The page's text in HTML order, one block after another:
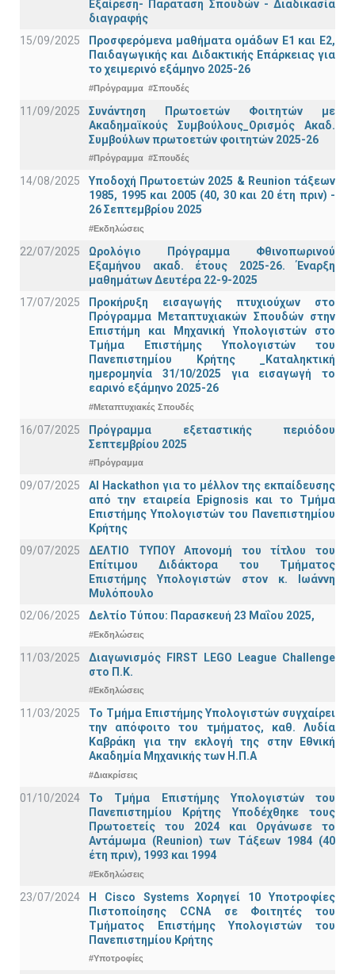
Εξαίρεση- Παράταση Σπουδών - Διαδικασία
διαγραφής
15/09/2025
Προσφερόμενα μαθήματα ομάδων Ε1 και Ε2,
Παιδαγωγικής και Διδακτικής Επάρκειας για
το χειμερινό εξάμηνο 2025-26
#Πρόγραμμα #Σπουδές
11/09/2025
Συνάντηση Πρωτοετών Φοιτητών με
Ακαδημαϊκούς Συμβούλους_Ορισμός Ακαδ.
Συμβούλων πρωτοετών φοιτητών 2025-26
#Πρόγραμμα #Σπουδές
14/08/2025
Υποδοχή Πρωτοετών 2025 & Reunion τάξεων
1985, 1995 και 2005 (40, 30 και 20 έτη πριν) -
26 Σεπτεμβρίου 2025
#Εκδηλώσεις
22/07/2025
Ωρολόγιο Πρόγραμμα Φθινοπωρινού
Εξαμήνου ακαδ. έτους 2025-26. Έναρξη
μαθημάτων Δευτέρα 22-9-2025
17/07/2025
Προκήρυξη εισαγωγής πτυχιούχων στo
Πρόγραμμα Μεταπτυχιακών Σπουδών στην
Επιστήμη και Μηχανική Υπολογιστών στο
Τμήμα Eπιστήμης Υπολογιστών του
Πανεπιστημίου Κρήτης _Καταληκτική
ημερομηνία 31/10/2025 για εισαγωγή το
εαρινό εξάμηνο 2025-26
#Μεταπτυχιακές Σπουδές
16/07/2025
Πρόγραμμα εξεταστικής περιόδου
Σεπτεμβρίου 2025
#Πρόγραμμα
09/07/2025
AI Hackathon για το μέλλον της εκπαίδευσης
από την εταιρεία Epignosis και το Τμήμα
Επιστήμης Υπολογιστών του Πανεπιστημίου
Κρήτης
09/07/2025
ΔΕΛΤΙΟ ΤΥΠΟΥ Απονομή του τίτλου του
Επίτιμου Διδάκτορα του Τμήματος
Επιστήμης Υπολογιστών στον κ. Ιωάννη
Μυλόπουλο
02/06/2025
Δελτίο Τύπου: Παρασκευή 23 Μαΐου 2025,
#Εκδηλώσεις
11/03/2025
Διαγωνισμός FIRST LEGO League Challenge
στο Π.Κ.
#Εκδηλώσεις
11/03/2025
Το Τμήμα Επιστήμης Υπολογιστών συγχαίρει
την απόφοιτο του τμήματος, καθ. Λυδία
Καβράκη για την εκλογή της στην Εθνική
Ακαδημία Μηχανικής των Η.Π.Α
#Διακρίσεις
01/10/2024
Το Τμήμα Επιστήμης Υπολογιστών του
Πανεπιστημίου Κρήτης Υποδέχθηκε τους
Πρωτοετείς του 2024 και Οργάνωσε το
Αντάμωμα (Reunion) των Τάξεων 1984 (40
έτη πριν), 1993 και 1994
#Εκδηλώσεις
23/07/2024
Η Cisco Systems Χορηγεί 10 Υποτροφίες
Πιστοποίησης CCNA σε Φοιτητές του
Τμήματος Επιστήμης Υπολογιστών του
Πανεπιστημίου Κρήτης
#Υποτροφίες